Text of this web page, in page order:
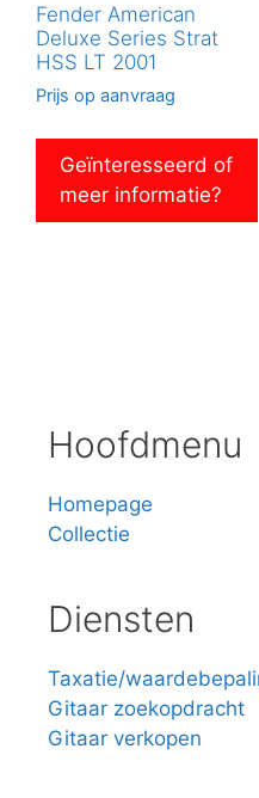
Fender American
Deluxe Series Strat
HSS LT 2001
Prijs op aanvraag
Geïnteresseerd of
meer informatie?
Hoofdmenu
Homepage
Collectie
Diensten
Taxatie/
Gitaar zoekopdracht
Gitaar verkopen